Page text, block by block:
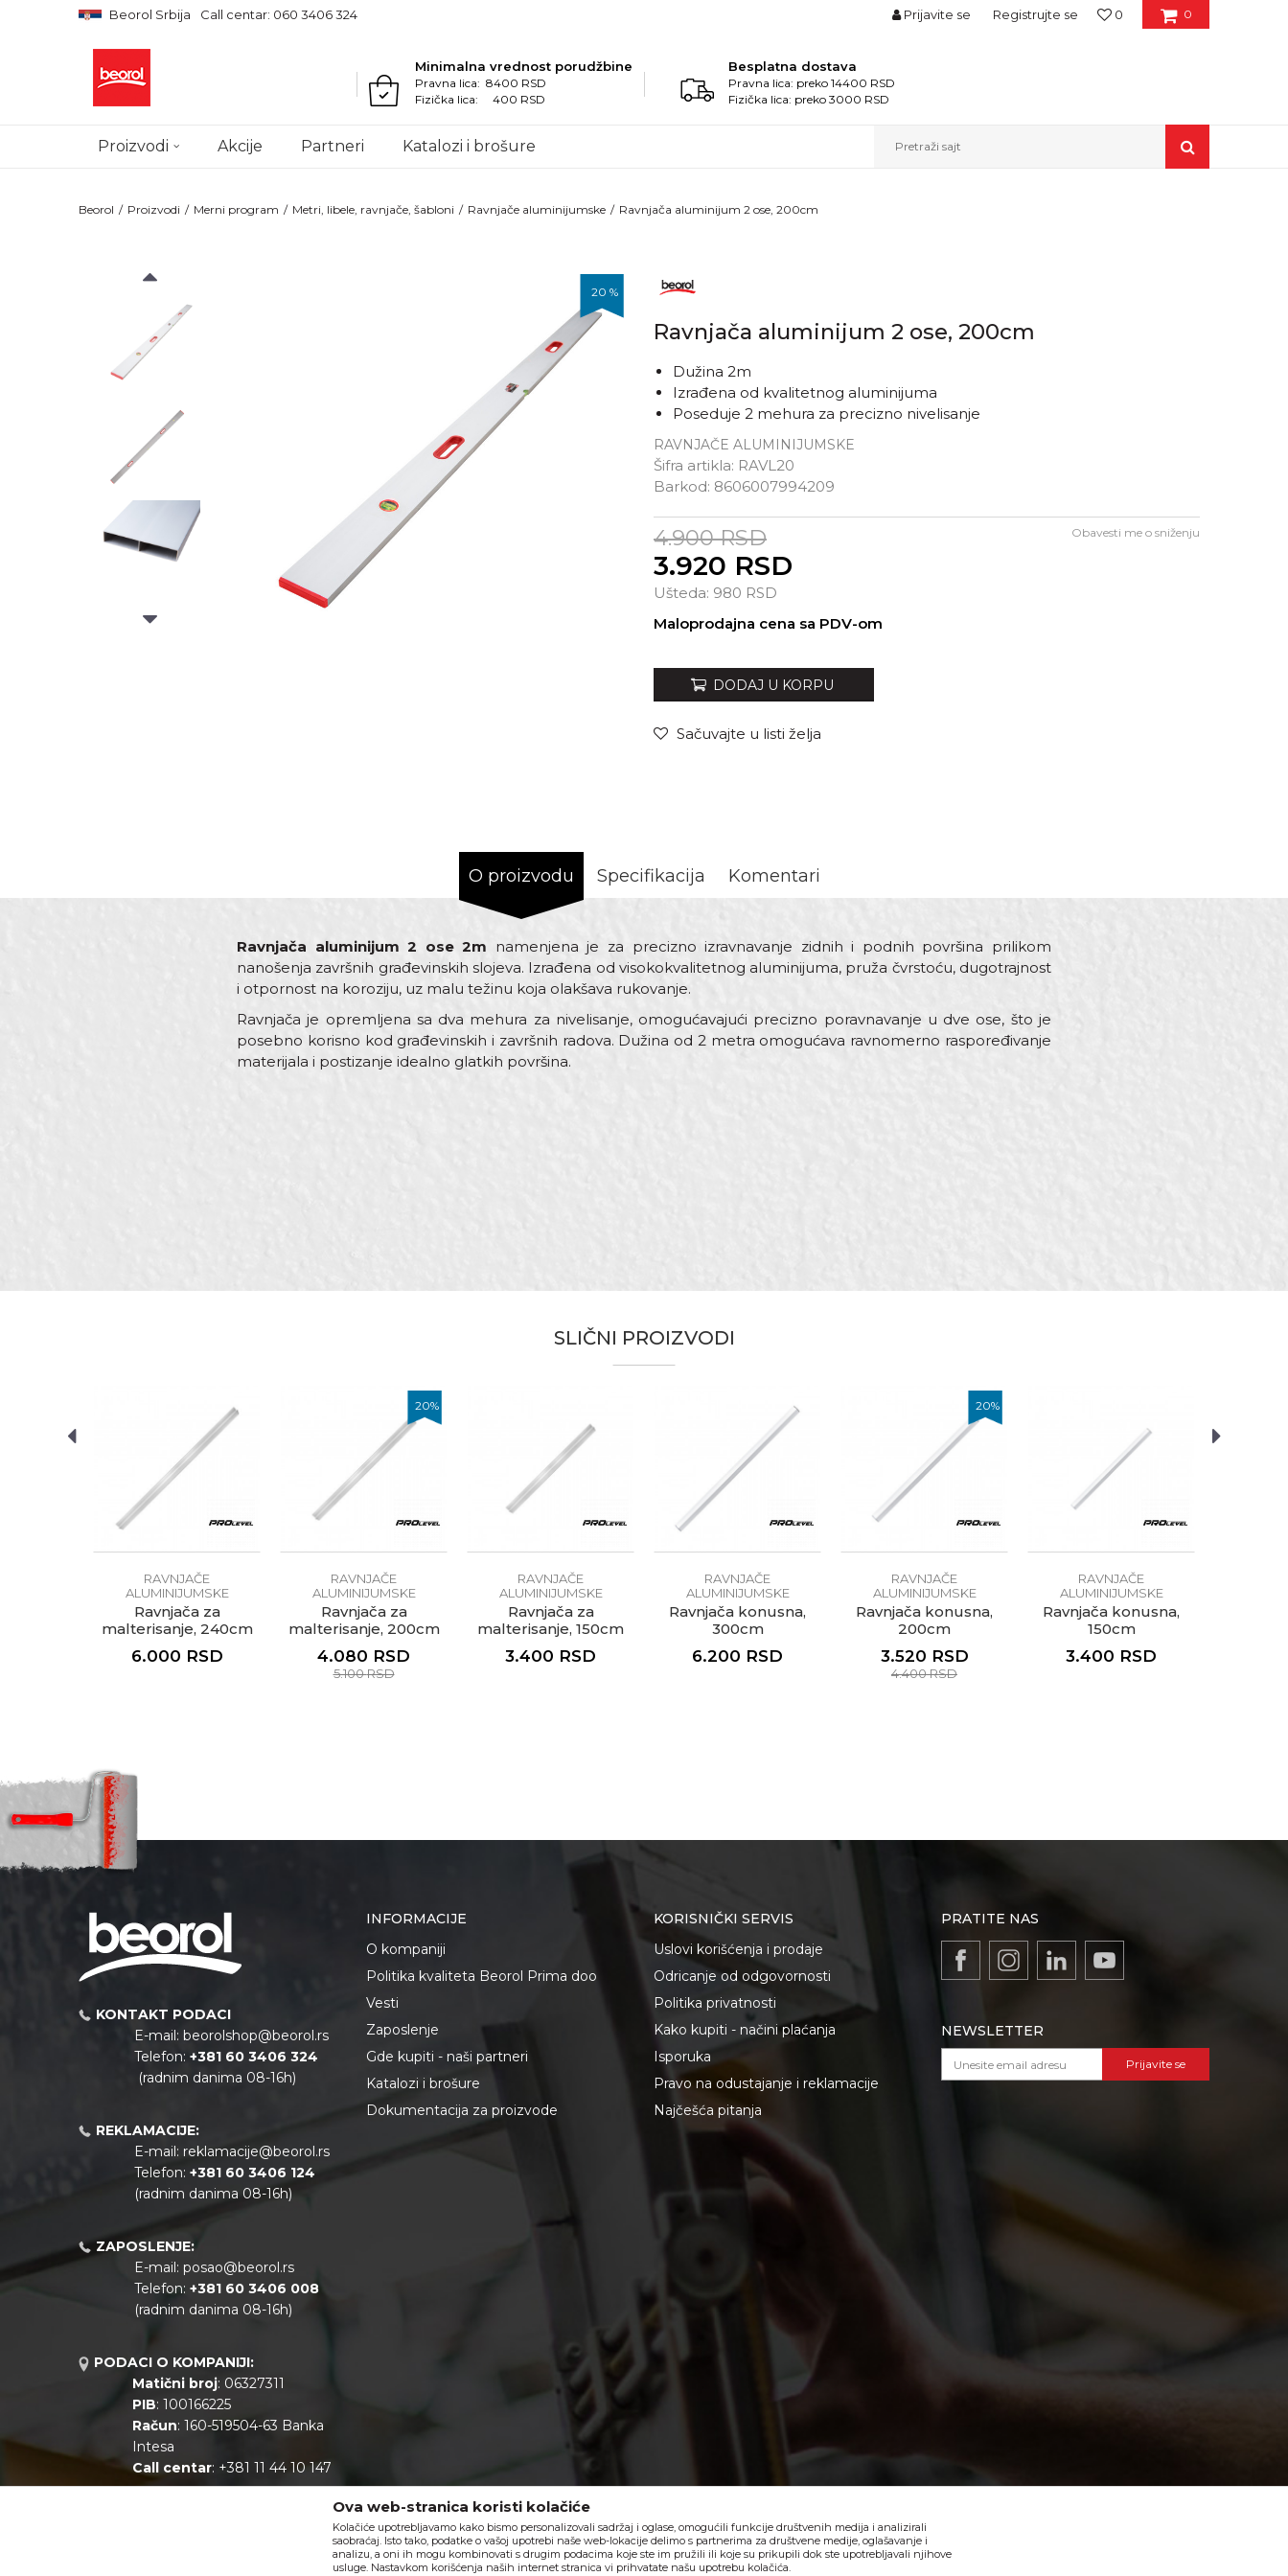
Beorol Srbija Call centar: 060 3406 324 0
0
Prijavite se Registrujte se
Minimalna vrednost porudžbine
Pravna lica: 8400 RSD
Fizička lica: 400 RSD
Besplatna dostava
Pravna lica: preko 14400 RSD
Fizička lica: preko 3000 RSD
Proizvodi Akcije Partneri Katalozi i brošure Pretraži sajt
Beorol Proizvodi Merni program Metri, libele, ravnjače, šabloni Ravnjače aluminijumske Ravnjača aluminijum 2 ose, 200cm
20 %
Ravnjača aluminijum 2 ose, 200cm
RAVNJAČE ALUMINIJUMSKE
Šifra artikla: RAVL20
Barkod: 8606007994209
Dužina 2m
Izrađena od kvalitetnog aluminijuma
Poseduje 2 mehura za precizno nivelisanje
4.900 RSD
3.920 RSD
Ušteda: 980 RSD
Maloprodajna cena sa PDV-om
Obavesti me o sniženju
DODAJ U KORPU
Sačuvajte u listi želja
O proizvodu Specifikacija Komentari
Ravnjača aluminijum 2 ose 2m namenjena je za precizno izravnavanje zidnih i podnih površina prilikom
nanošenja završnih građevinskih slojeva. Izrađena od visokokvalitetnog aluminijuma, pruža čvrstoću, dugotrajnost
i otpornost na koroziju, uz malu težinu koja olakšava rukovanje.
Ravnjača je opremljena sa dva mehura za nivelisanje, omogućavajući precizno poravnavanje u dve ose, što je
posebno korisno kod građevinskih i završnih radova. Dužina od 2 metra omogućava ravnomerno raspoređivanje
materijala i postizanje idealno glatkih površina.
SLIČNI PROIZVODI
RAVNJAČE
ALUMINIJUMSKE
Ravnjača za
malterisanje, 240cm
6.000 RSD
20%
RAVNJAČE
ALUMINIJUMSKE
Ravnjača za
malterisanje, 200cm
4.080 RSD
5.100RSD
RAVNJAČE
ALUMINIJUMSKE
Ravnjača za
malterisanje, 150cm
3.400 RSD
RAVNJAČE
ALUMINIJUMSKE
Ravnjača konusna,
300cm
6.200 RSD
20%
RAVNJAČE
ALUMINIJUMSKE
Ravnjača konusna,
200cm
3.520 RSD
4.400RSD
RAVNJAČE
ALUMINIJUMSKE
Ravnjača konusna,
150cm
3.400 RSD
KONTAKT PODACI
E-mail: beorolshop@beorol.rs
Telefon: +381 60 3406 324
(radnim danima 08-16h)
REKLAMACIJE:
E-mail: reklamacije@beorol.rs
Telefon: +381 60 3406 124
(radnim danima 08-16h)
ZAPOSLENJE:
E-mail: posao@beorol.rs
Telefon: +381 60 3406 008
(radnim danima 08-16h)
PODACI O KOMPANIJI:
Matični broj: 06327311
PIB: 100166225
Račun: 160-519504-63 Banka
Intesa
Call centar: +381 11 44 10 147
INFORMACIJE
O kompaniji
Politika kvaliteta Beorol Prima doo
Vesti
Zaposlenje
Gde kupiti - naši partneri
Katalozi i brošure
Dokumentacija za proizvode
KORISNIČKI SERVIS
Uslovi korišćenja i prodaje
Odricanje od odgovornosti
Politika privatnosti
Kako kupiti - načini plaćanja
Isporuka
Pravo na odustajanje i reklamacije
Najčešća pitanja
PRATITE NAS
NEWSLETTER
Prijavite se
Ova web-stranica koristi kolačiće
Kolačiće upotrebljavamo kako bismo personalizovali sadržaj i oglase, omogućili funkcije društvenih medija i analizirali
saobraćaj. Isto tako, podatke o vašoj upotrebi naše web-lokacije delimo s partnerima za društvene medije, oglašavanje i
analizu, a oni ih mogu kombinovati s drugim podacima koje ste im pružili ili koje su prikupili dok ste upotrebljavali njihove
usluge. Nastavkom korišćenja naših internet stranica vi prihvatate našu upotrebu kolačića.